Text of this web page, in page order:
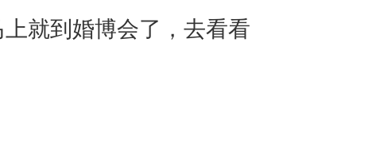
上就到婚博会了，去看看